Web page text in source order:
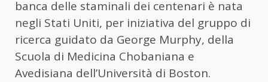
banca delle staminali dei centenari è nata
negli Stati Uniti, per iniziativa del gruppo di
ricerca guidato da George Murphy, della
Scuola di Medicina Chobaniana e
Avedisiana dell’Università di Boston.